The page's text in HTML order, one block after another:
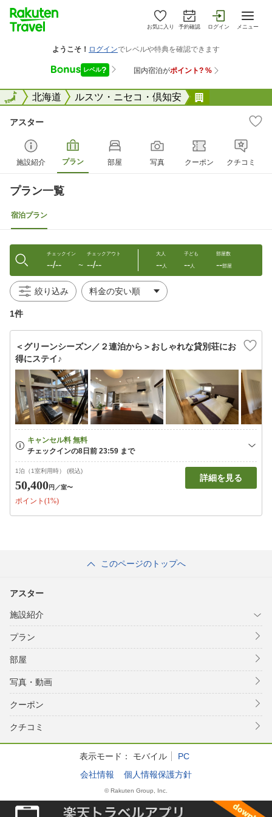
お気に入り 予約確認 ログイン メニュー
全国北海道 ルスツ・ニセコ・倶知安
全国
アスター
施設紹介 プラン 部屋 写真 クーポン クチコミ
プラン一覧
宿泊プラン
チェックイン
--/-- 〜
チェックアウト
--/--
大人
--人
子ども
--人
部屋数
--部屋
絞り込み
1件
＜グリーンシーズン／２連泊から＞おしゃれな貸別荘にお
得にステイ♪
1泊（1室利用時） (税込)
50,400円 ／室〜
ポイント(1%)
詳細を見る
このページのトップへ
アスター
施設紹介
プラン
部屋
写真・動画
クーポン
クチコミ
表示モード： モバイル
PC
会社情報
個人情報保護方針
© Rakuten Group, Inc.